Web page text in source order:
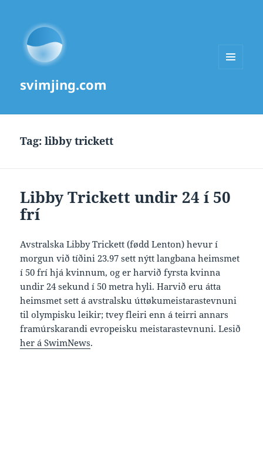
svimjing.com
Tag:libby trickett
Libby Trickett undir 24 í 50
frí
Avstralska Libby Trickett (fødd Lenton) hevur í
morgun við tíðini 23.97 sett nýtt langbana heimsmet
í 50 frí hjá kvinnum, og er harvið fyrsta kvinna
undir 24 sekund í 50 metra hyli. Harvið eru átta
heimsmet sett á avstralsku úttøkumeistarastevnuni
til olympisku leikir; tvey fleiri enn á teirri annars
framúrskarandi evropeisku meistarastevnuni. Lesið
her á SwimNews.